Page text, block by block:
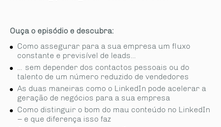
Ouça o episódio e descubra:
Como assegurar para a sua empresa um fluxo
constante e previsível de leads…
… sem depender dos contactos pessoais ou do
talento de um número reduzido de vendedores
As duas maneiras como o LinkedIn pode acelerar a
gera­ção de negócios para a sua empresa
Como distinguir o bom do mau conteúdo no LinkedIn
– e que diferença isso faz